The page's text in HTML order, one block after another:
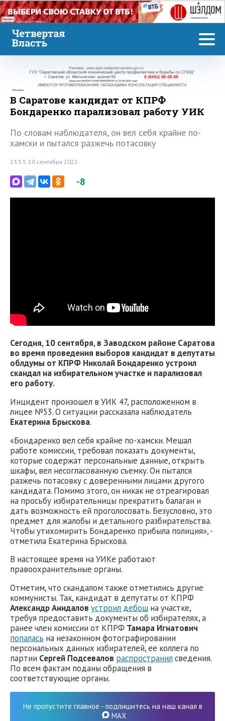
Реклама
Реклама
В Саратове кандидат от КПРФ
Бондаренко парализовал работу УИК
По словам наблюдателя, он вел себя крайне по-
хамски и пытался разжечь потасовку
13:53, 10 сентября 2022
-8
Сегодня, 10 сентября, в Заводском районе Саратова
во время проведения выборов кандидат в депутаты
облдумы от КПРФ Николай Бондаренко устроил
скандал на избирательном участке и парализовал
его работу.
Инцидент произошел в УИК 47, расположенном в
лицее №53. О ситуации рассказала наблюдатель
Екатерина Брыскова.
«Бондаренко вел себя крайне по-хамски. Мешал
работе комиссии, требовал показать документы,
которые содержат персональные данные, открыть
шкафы, вел несогласованную съемку. Он пытался
разжечь потасовку с доверенными лицами другого
кандидата. Помимо этого, он никак не отреагировал
на просьбу избирательницы прекратить балаган и
дать возможность ей проголосовать. Безусловно, это
предмет для жалобы и детального разбирательства.
Чтобы утихомирить Бондаренко прибыла полиция», -
отметила Екатерина Брыскова.
В настоящее время на УИКе работают
правоохранительные органы.
Отметим, что скандалом также отметились другие
коммунисты. Так, кандидат в депутаты от КПРФ
Александр Анидалов устроил дебош на участке,
требуя предоставить документы об избирателях, а
ранее член комиссии от КПРФ Тамара Игнатович
попалась на незаконном фотографировании
персональных данных избирателей, ее коллега по
партии Сергей Подсевалов распространил сведения.
По всем фактам поданы обращения в
соответствующие органы.
Не пропустите главное - подпишитесь на наш канал в
MAX